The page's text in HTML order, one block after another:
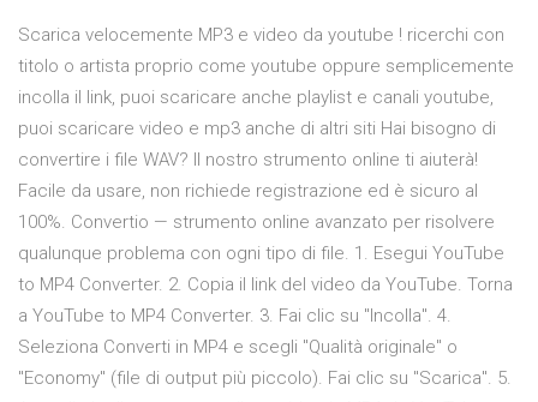
Scarica velocemente MP3 e video da youtube ! ricerchi con
titolo o artista proprio come youtube oppure semplicemente
incolla il link, puoi scaricare anche playlist e canali youtube,
puoi scaricare video e mp3 anche di altri siti Hai bisogno di
convertire i file WAV? Il nostro strumento online ti aiuterà!
Facile da usare, non richiede registrazione ed è sicuro al
100%. Convertio — strumento online avanzato per risolvere
qualunque problema con ogni tipo di file. 1. Esegui YouTube
to MP4 Converter. 2. Copia il link del video da YouTube. Torna
a YouTube to MP4 Converter. 3. Fai clic su "Incolla". 4.
Seleziona Converti in MP4 e scegli "Qualità originale" o
"Economy" (file di output più piccolo). Fai clic su "Scarica". 5.